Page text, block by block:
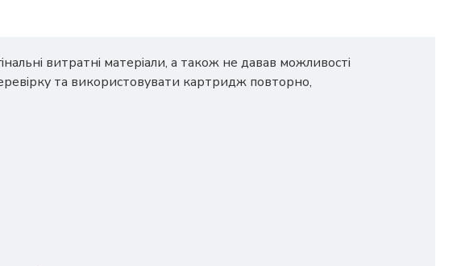
витратні матеріали, а також не давав можливості
та використовувати картридж повторно,